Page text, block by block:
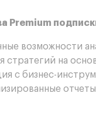
Premium
возможности
стратегий на
с бизнес-